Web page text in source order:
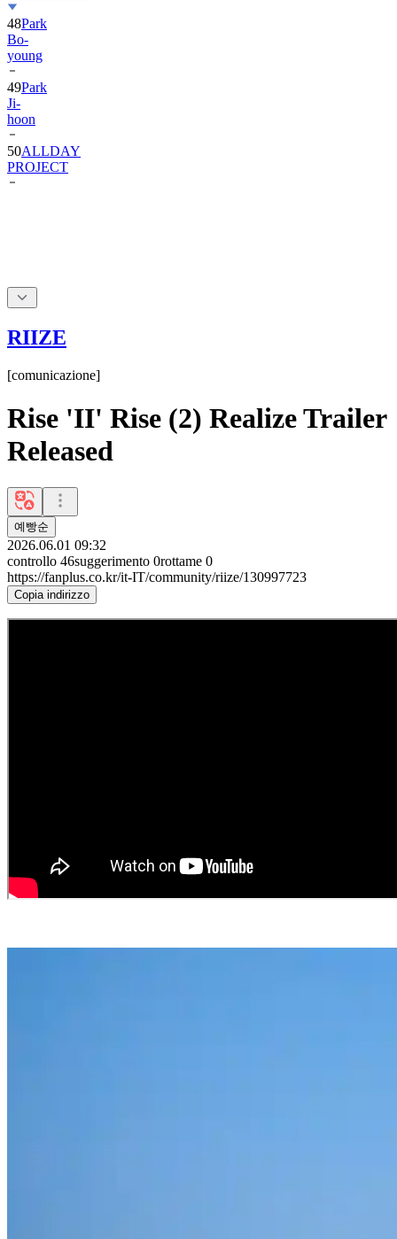
48Park
Bo-
young
49Park
Ji-
hoon
50ALLDAY
PROJECT
RIIZE
[comunicazione]
Rise 'II' Rise (2) Realize Trailer
Released
예빵순
2026.06.01 09:32
controllo 46suggerimento 0rottame 0
https://fanplus.co.kr/it-IT/community/riize/130997723
Copia indirizzo